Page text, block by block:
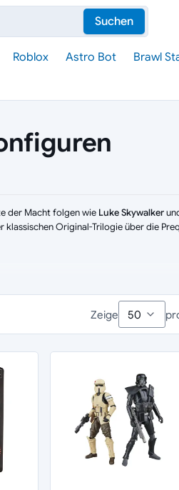
Suchen
Roblox Astro Bot Brawl
der Macht folgen wie Luke Skywalker
Original-Trilogie über die
Figuren mit fotorealistischer
im klassischen Kenner-Design der 70er
sicher gepolstert.
oder Kopfgeldjäger – hier ist für jeden
Zeige